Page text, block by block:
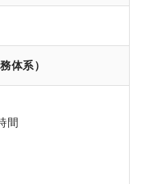
体系）
間